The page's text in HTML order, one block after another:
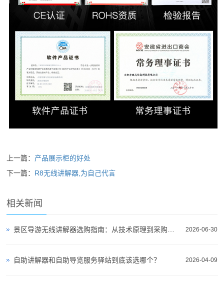
上一篇： 产品展示柜的好处
下一篇： R8无线讲解器,为自己代言
相关新闻
2026-06-30
2026-04-09
自助讲解器和自助导览服务驿站到底该选哪个？